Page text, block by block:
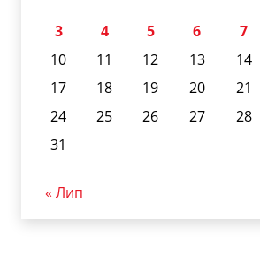
3
4 5 6 7
10
11 12 13 14
17
18 19 20 21
24
25 26 27 28
31
« Лип